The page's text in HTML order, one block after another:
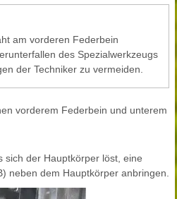
am vorderen Federbein
des Spezialwerkzeugs
der Techniker zu vermeiden.
vorderem Federbein und unterem
sich der Hauptkörper löst, eine
neben dem Hauptkörper anbringen.